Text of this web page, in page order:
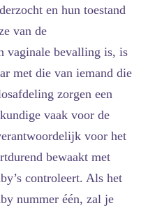
en hun toestand
van de
vaginale bevalling is, is
met die van iemand die
zorgen een
vaak voor de
voor het
bewaakt met
controleert. Als het
nummer één, zal je